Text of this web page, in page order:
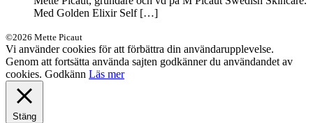
Med Golden Elixir Self […]
©2026 Mette Picaut
Vi använder cookies för att förbättra din användarupplevelse.
Genom att fortsätta använda sajten godkänner du användandet av
cookies. Godkänn Läs mer
Stäng